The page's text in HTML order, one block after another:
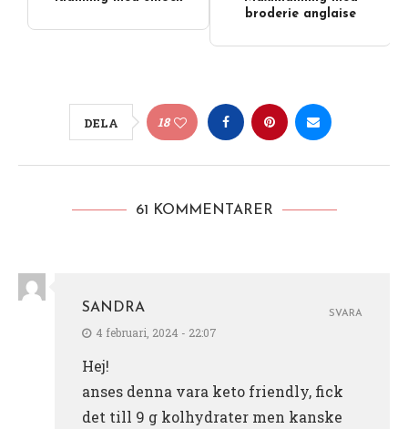
broderie anglaise
DELA 18
61 KOMMENTARER
SANDRA
4 februari, 2024 - 22:07
Hej!
anses denna vara keto friendly, fick
det till 9 g kolhydrater men kanske
SVARA